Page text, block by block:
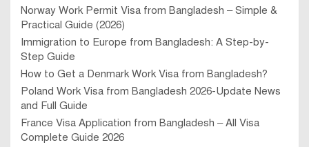
Norway Work Permit Visa from Bangladesh – Simple &
Practical Guide (2026)
Immigration to Europe from Bangladesh: A Step-by-
Step Guide
How to Get a Denmark Work Visa from Bangladesh?
Poland Work Visa from Bangladesh 2026-Update News
and Full Guide
France Visa Application from Bangladesh – All Visa
Complete Guide 2026